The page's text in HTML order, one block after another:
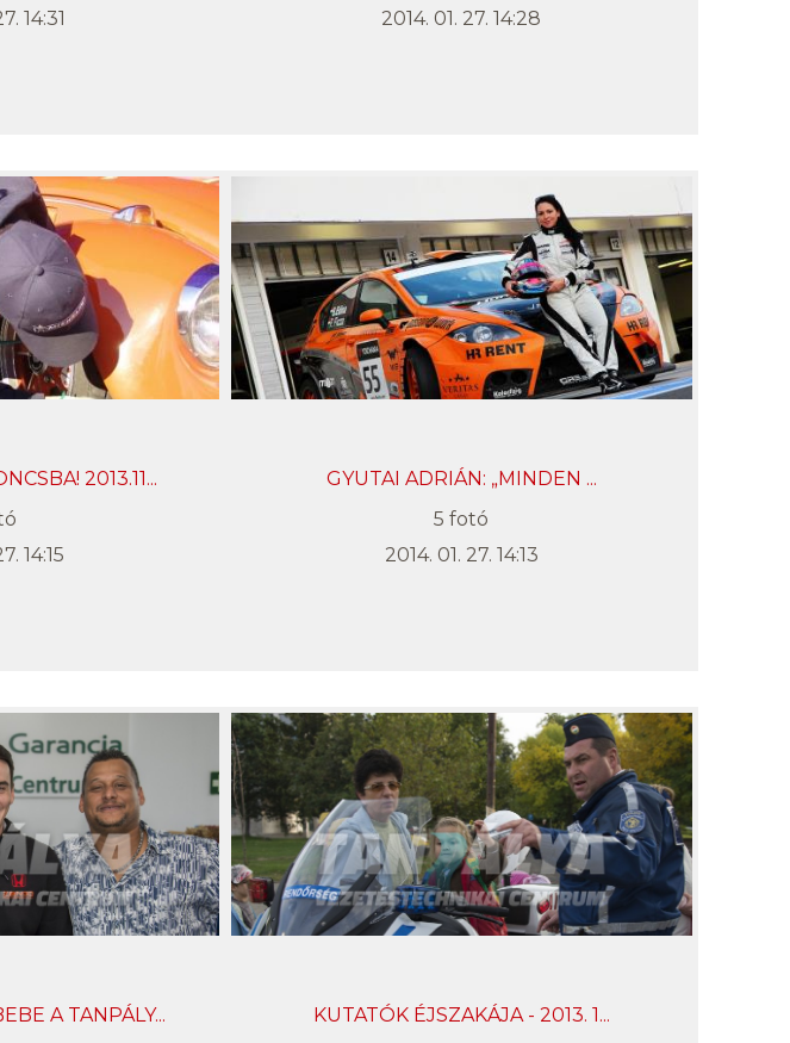
14:31
2014. 01. 27. 14:28
2013.11...
14:15
GYUTAI ADRIÁN: „MINDEN ...
5 fotó
2014. 01. 27. 14:13
A TANPÁLY...
KUTATÓK ÉJSZAKÁJA - 2013. 1...